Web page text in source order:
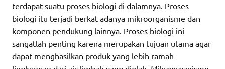
terdapat suatu proses biologi di dalamnya. Proses
biologi itu terjadi berkat adanya mikroorganisme dan
komponen pendukung lainnya. Proses biologi ini
sangatlah penting karena merupakan tujuan utama agar
dapat menghasilkan produk yang lebih ramah